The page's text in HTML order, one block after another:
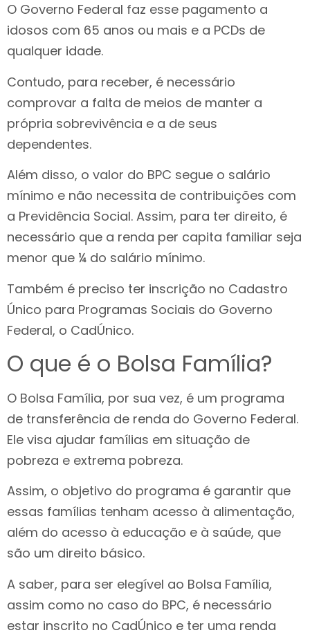
O Governo Federal faz esse pagamento a
idosos com 65 anos ou mais e a PCDs de
qualquer idade.
Contudo, para receber, é necessário
comprovar a falta de meios de manter a
própria sobrevivência e a de seus
dependentes.
Além disso, o valor do BPC segue o salário
mínimo e não necessita de contribuições com
a Previdência Social. Assim, para ter direito, é
necessário que a renda per capita familiar seja
menor que ¼ do salário mínimo.
Também é preciso ter inscrição no Cadastro
Único para Programas Sociais do Governo
Federal, o CadÚnico.
O que é o Bolsa Família?
O Bolsa Família, por sua vez, é um programa
de transferência de renda do Governo Federal.
Ele visa ajudar famílias em situação de
pobreza e extrema pobreza.
Assim, o objetivo do programa é garantir que
essas famílias tenham acesso à alimentação,
além do acesso à educação e à saúde, que
são um direito básico.
A saber, para ser elegível ao Bolsa Família,
assim como no caso do BPC, é necessário
estar inscrito no CadÚnico e ter uma renda